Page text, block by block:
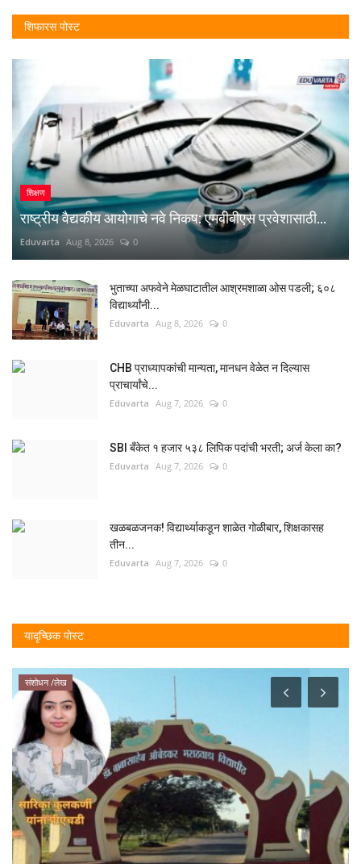
शिफारस पोस्ट
शिक्षण
राष्ट्रीय वैद्यकीय आयोगाचे नवे निकष: एमबीबीएस प्रवेशासाठी...
Eduvarta Aug 8, 2026 0
भुताच्या अफवेने मेळघाटातील आश्रमशाळा ओस पडली; ६०८
विद्यार्थ्यांनी...
Eduvarta Aug 8, 2026 0
CHB प्राध्यापकांची मान्यता, मानधन वेळेत न दिल्यास
प्राचार्यांचे...
Eduvarta Aug 7, 2026 0
SBI बँकेत १ हजार ५३८ लिपिक पदांची भरती; अर्ज केला का?
Eduvarta Aug 7, 2026 0
खळबळजनक! विद्यार्थ्याकडून शाळेत गोळीबार, शिक्षकासह
तीन...
Eduvarta Aug 7, 2026 0
यादृच्छिक पोस्ट
संशोधन /लेख